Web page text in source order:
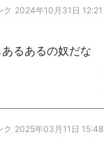
ク 2024年10月31日 12:21
るあるの奴だな
ク 2025年03月11日 15:48